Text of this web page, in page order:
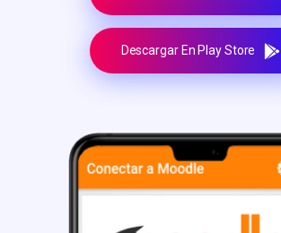
Descargar En Play Store